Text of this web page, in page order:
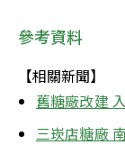
參考資料
【相關新聞】
舊糖廠改建
三崁店糖廠